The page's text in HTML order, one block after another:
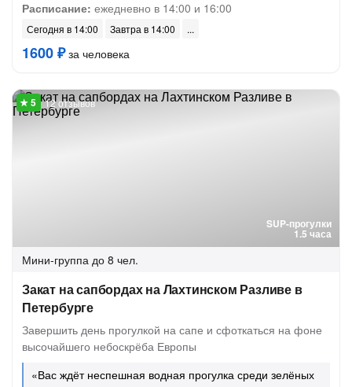
Расписание: ежедневно в 14:00 и 16:00
Сегодня в 14:00 Завтра в 14:00
1600 ₽за человека
SUP-прогулки
1.5 часа
12 отзывов
Мини-группа до 8 чел.
Закат на сапбордах на Лахтинском Разливе в
Петербурге
Завершить день прогулкой на сапе и сфоткаться на фоне
высочайшего небоскрёба Европы
«Вас ждёт неспешная водная прогулка среди зелёных